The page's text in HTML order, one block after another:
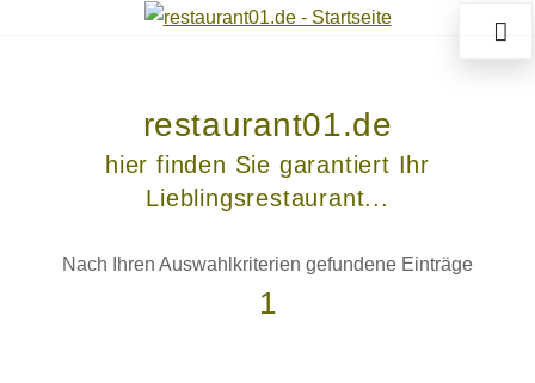
restaurant01.de
hier finden Sie garantiert Ihr
Lieblingsrestaurant...
Nach Ihren Auswahlkriterien gefundene Einträge
1